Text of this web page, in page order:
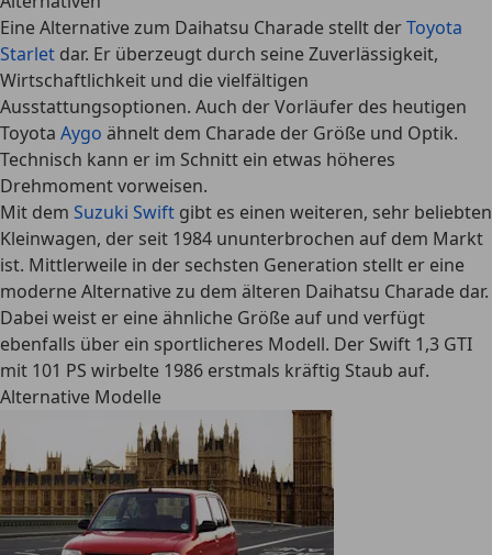
Eine Alternative zum Daihatsu Charade stellt derToyota
Starlet dar. Er überzeugt durch seine Zuverlässigkeit,
Wirtschaftlichkeit und die vielfältigen
Ausstattungsoptionen. Auch der Vorläufer des heutigen
Toyota Aygo ähnelt dem Charade der Größe und Optik.
Technisch kann er im Schnitt ein etwas höheres
Drehmoment vorweisen.
Mit dem Suzuki Swift gibt es einen weiteren, sehr beliebten
Kleinwagen, der seit 1984 ununterbrochen auf dem Markt
ist. Mittlerweile in der sechsten Generation stellt er eine
moderne Alternative zu dem älteren Daihatsu Charade dar.
Dabei weist er eine ähnliche Größe auf und verfügt
ebenfalls über ein sportlicheres Modell. Der Swift 1,3 GTI
mit 101 PS wirbelte 1986 erstmals kräftig Staub auf.
Alternative Modelle